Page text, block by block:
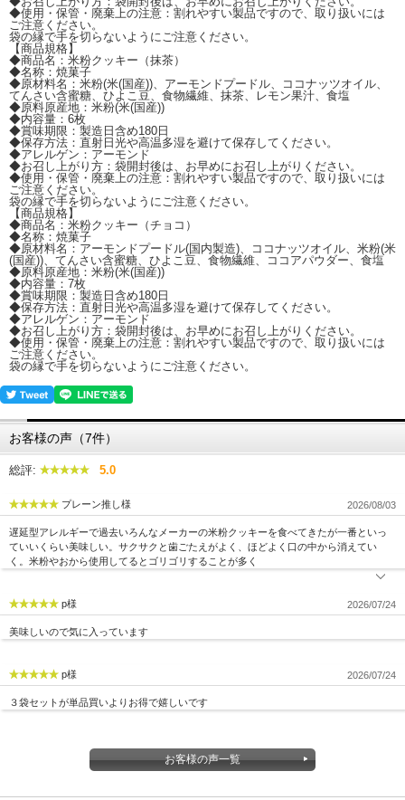
◆使用・保管・廃棄上の注意：割れやすい製品ですので、取り扱いには
ご注意ください。
袋の縁で手を切らないようにご注意ください。
【商品規格】
◆商品名：米粉クッキー（抹茶）
◆名称：焼菓子
◆原材料名：米粉(米(国産))、アーモンドプードル、ココナッツオイル、
てんさい含蜜糖、ひよこ豆、食物繊維、抹茶、レモン果汁、食塩
◆原料原産地：米粉(米(国産))
◆内容量：6枚
◆賞味期限：製造日含め180日
◆保存方法：直射日光や高温多湿を避けて保存してください。
◆アレルゲン：アーモンド
◆お召し上がり方：袋開封後は、お早めにお召し上がりください。
◆使用・保管・廃棄上の注意：割れやすい製品ですので、取り扱いには
ご注意ください。
袋の縁で手を切らないようにご注意ください。
【商品規格】
◆商品名：米粉クッキー（チョコ）
◆名称：焼菓子
◆原材料名：アーモンドプードル(国内製造)、ココナッツオイル、米粉(米
(国産))、てんさい含蜜糖、ひよこ豆、食物繊維、ココアパウダー、食塩
◆原料原産地：米粉(米(国産))
◆内容量：7枚
◆賞味期限：製造日含め180日
◆保存方法：直射日光や高温多湿を避けて保存してください。
◆アレルゲン：アーモンド
◆お召し上がり方：袋開封後は、お早めにお召し上がりください。
◆使用・保管・廃棄上の注意：割れやすい製品ですので、取り扱いには
ご注意ください。
袋の縁で手を切らないようにご注意ください。
お客様の声（7件）
総評: 5.0
プレーン推し様 2026/08/03
遅延型アレルギーで過去いろんなメーカーの米粉クッキーを食べてきたが一番といっ
ていいくらい美味しい。サクサクと歯ごたえがよく、ほどよく口の中から消えてい
く。米粉やおから使用してるとゴリゴリすることが多く
p様 2026/07/24
美味しいので気に入っています
p様 2026/07/24
３袋セットが単品買いよりお得で嬉しいです
お客様の声一覧